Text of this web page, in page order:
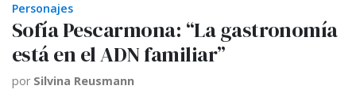
Personajes
Sofía Pescarmona: “La gastronomía
está en el ADN familiar”
por Silvina Reusmann